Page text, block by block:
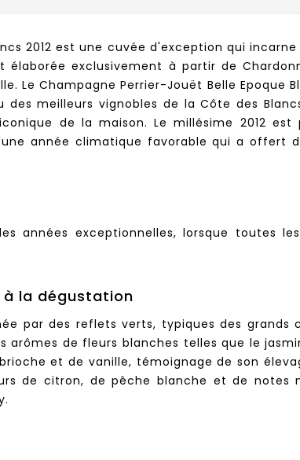
2012 est une cuvée d'exception qui
élaborée exclusivement à partir de
Le Champagne Perrier-Jouët Belle Epoque
meilleurs vignobles de la Côte des
de la maison. Le millésime 2012
année climatique favorable qui a offert
années exceptionnelles, lorsque toutes
à la dégustation
par des reflets verts, typiques des
de fleurs blanches telles que le
et de vanille, témoignage de son
de citron, de pêche blanche et de notes